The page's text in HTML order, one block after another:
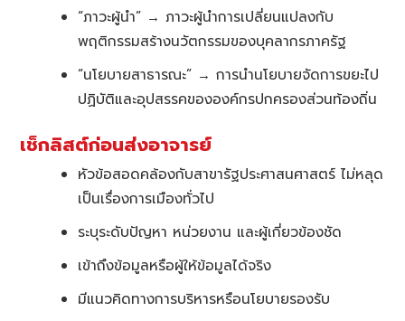
“ภาวะผู้นำ” → ภาวะผู้นำการเปลี่ยนแปลงกับ
พฤติกรรมสร้างนวัตกรรมของบุคลากรภาครัฐ
“นโยบายสาธารณะ” → การนำนโยบายจัดการขยะไป
ปฏิบัติและอุปสรรคขององค์กรปกครองส่วนท้องถิ่น
เช็กลิสต์ก่อนส่งอาจารย์
หัวข้อสอดคล้องกับสาขารัฐประศาสนศาสตร์ ไม่หลุด
เป็นเรื่องการเมืองทั่วไป
ระบุระดับปัญหา หน่วยงาน และผู้เกี่ยวข้องชัด
เข้าถึงข้อมูลหรือผู้ให้ข้อมูลได้จริง
มีแนวคิดทางการบริหารหรือนโยบายรองรับ